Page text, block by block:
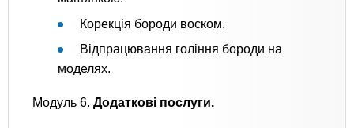
Корекція бороди воском.
Відпрацювання гоління бороди на
моделях.
Модуль 6. Додаткові послуги.